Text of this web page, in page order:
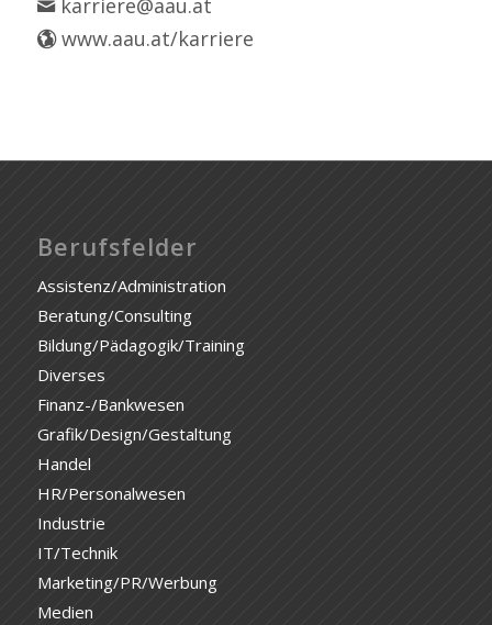
www.aau.at/karriere
Berufsfelder
Assistenz/Administration
Beratung/Consulting
Bildung/Pädagogik/Training
Diverses
Finanz-/Bankwesen
Grafik/Design/Gestaltung
Handel
HR/Personalwesen
Industrie
IT/Technik
Marketing/PR/Werbung
Medien